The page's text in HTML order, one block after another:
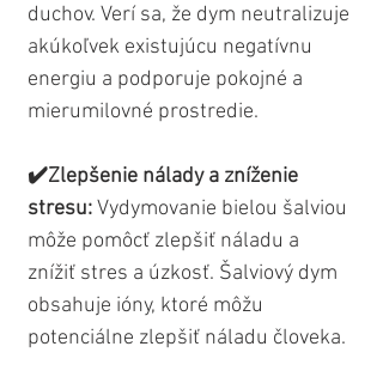
duchov. Verí sa, že dym neutralizuje
akúkoľvek existujúcu negatívnu
energiu a podporuje pokojné a
mierumilovné prostredie.
✔️Zlepšenie nálady a zníženie
stresu: Vydymovanie bielou šalviou
môže pomôcť zlepšiť náladu a
znížiť stres a úzkosť. Šalviový dym
obsahuje ióny, ktoré môžu
potenciálne zlepšiť náladu človeka.